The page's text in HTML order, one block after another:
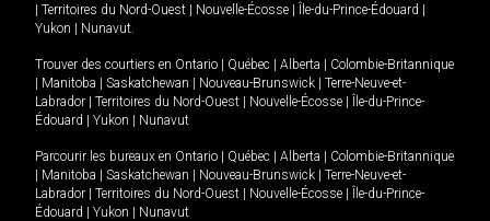
Territoires du Nord-Ouest Nouvelle-Écosse Île-du-Prince-Édouard
Yukon
Nunavut.
Trouver des courtiers en Ontario Québec Alberta
Colombie-Britannique
Manitoba Saskatchewan Nouveau-Brunswick
Terre-Neuve-et-
Labrador
Territoires du Nord-Ouest Nouvelle-Écosse
Île-du-Prince-
Édouard
Yukon Nunavut
Parcourir les bureaux en Ontario Québec Alberta
Colombie-Britannique
Manitoba Saskatchewan Nouveau-Brunswick
Terre-Neuve-et-
Labrador
Territoires du Nord-Ouest Nouvelle-Écosse
Île-du-Prince-
Édouard
Yukon Nunavut